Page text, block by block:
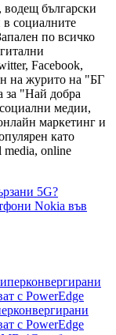
водещ български
в социалните
по всичко
Facebook,
на журито на "БГ
за "Най добра
медии,
маркетинг и
като
media, online
5G?
Nokia във
с PowerEdge